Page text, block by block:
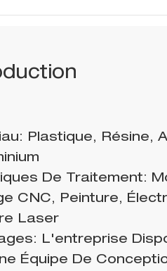
Plastique, Résine,
De Traitement:
CNC, Peinture,
Laser
L'entreprise
Équipe De